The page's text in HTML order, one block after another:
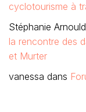
cyclotourisme à
Stéphanie Arnould
la rencontre des
et Murter
vanessa dans